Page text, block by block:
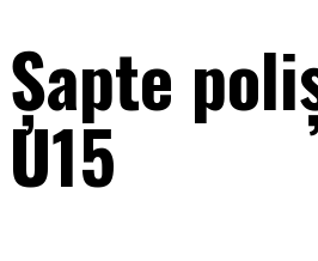
Șapte
U15